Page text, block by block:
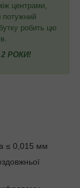
центрами,
потужний
робить цю
2 РОКИ!
≤ 0,015 мм